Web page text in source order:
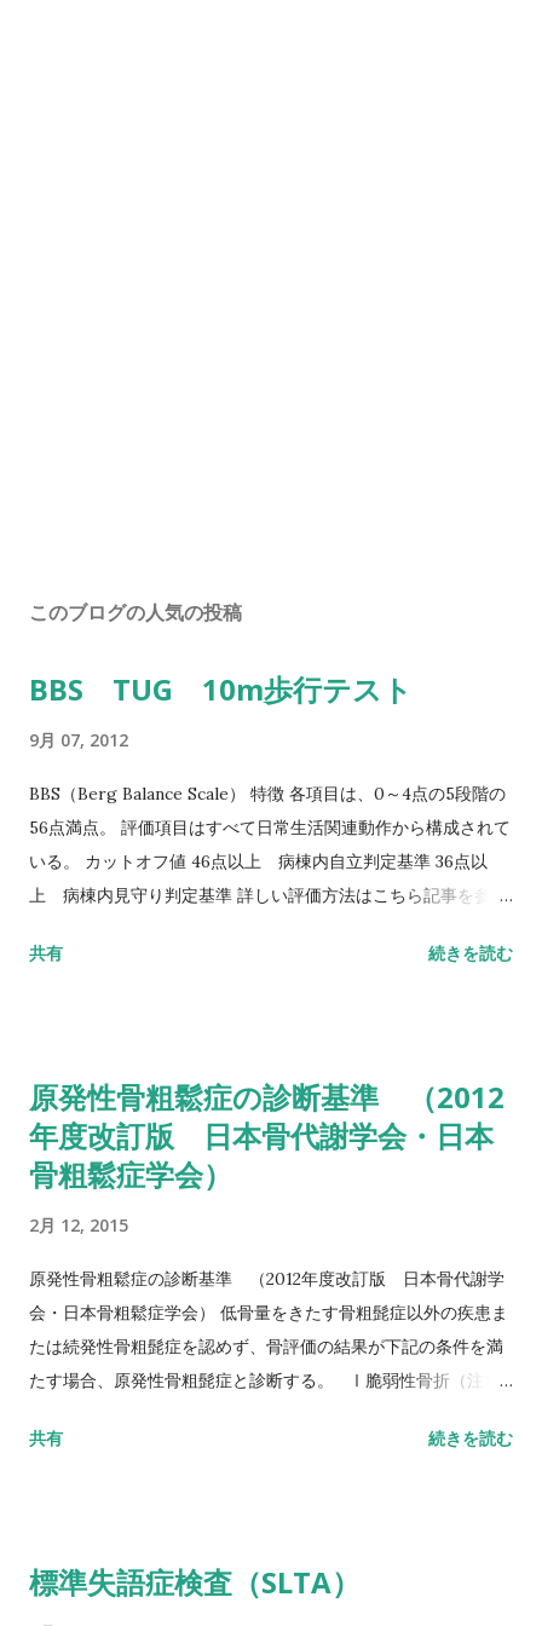
このブログの人気の投稿
BBS TUG 10m歩行テスト
9月 07, 2012
BBS（Berg Balance Scale） 特徴 各項目は、0～4点の5段階の
56点満点。 評価項目はすべて日常生活関連動作から構成されて
いる。 カットオフ値 46点以上 病棟内自立判定基準 36点以
上 病棟内見守り判定基準 詳しい評価方法はこちら記事を参照
TUG（Timed Up to Go）テスト 方法 肘掛つきの椅子から立
詳しい評価方法はこちら記事を参照して下さい↓ タイムアップ
アンドゴーテスト TUG:Timed Up & Go Test 10m歩行テスト
方法 助走路（各3m）を含めた約16m（直線歩行路）を歩行し、
測する。 カットオフ 24.6秒：屋内歩行 11.6秒：屋外歩行 詳し
い評価方法はこちら記事を参照して下さい↓ 10メートル歩行テ
スト(10MWT)
共有 続きを読む
原発性骨粗鬆症の診断基準 （2012
年度改訂版 日本骨代謝学会・日本
骨粗鬆症学会）
2月 12, 2015
原発性骨粗鬆症の診断基準 （2012年度改訂版 日本骨代謝学
会・日本骨粗鬆症学会） 低骨量をきたす骨粗髭症以外の疾患ま
たは続発性骨粗髭症を認めず、骨評価の結果が下記の条件を満
たす場合、原発性骨粗髭症と診断する。 Ⅰ脆弱性骨折（注1）
の脆弱性骨折（注3）があり、骨密度（注4）がYAMの80％未満
性骨折、軽微な外力とは、立った姿勢からの転倒か、それ以下
共有 続きを読む
標準失語症検査（SLTA）